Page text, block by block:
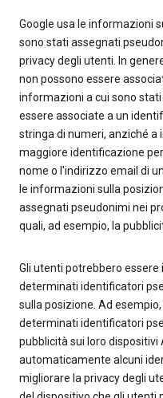
Google usa le informazioni
sono stati assegnati
privacy degli utenti. In
non possono essere
informazioni a cui sono
essere associate a un
stringa di numeri, anziché
maggiore identificazione
nome o l'indirizzo email di
le informazioni sulla
assegnati pseudonimi nei
quali, ad esempio, la
Gli utenti potrebbero
determinati identificatori
sulla posizione. Ad
determinati identificatori
pubblicità sui loro dispositivi
automaticamente alcuni
migliorare la privacy degli